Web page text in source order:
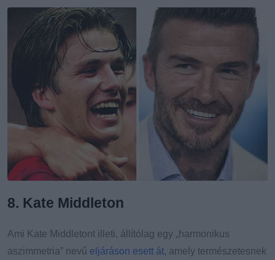
8. Kate Middleton
Ami Kate Middletont illeti, állítólag egy „harmonikus
aszimmetria” nevű eljáráson esett át, amely természetesnek